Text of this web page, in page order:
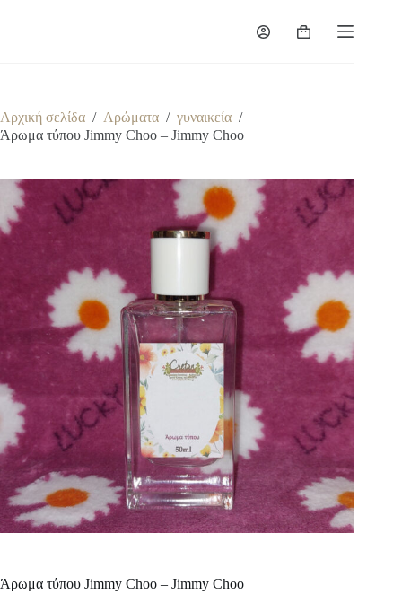
Καλάθι
Αρχική σελίδα / Αρώματα / γυναικεία /
Άρωμα τύπου Jimmy Choo – Jimmy Choo
Άρωμα τύπου Jimmy Choo – Jimmy Choo